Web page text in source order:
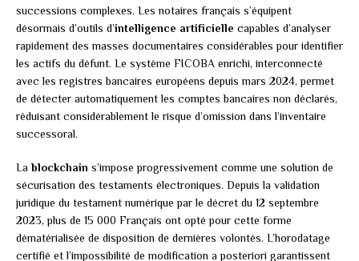
successions complexes. Les notaires français s’équipent
désormais d’outils d’intelligence artificielle capables d’analyser
rapidement des masses documentaires considérables pour identifier
les actifs du défunt. Le système FICOBA enrichi, interconnecté
avec les registres bancaires européens depuis mars 2024, permet
de détecter automatiquement les comptes bancaires non déclarés,
réduisant considérablement le risque d’omission dans l’inventaire
successoral.
Lablockchain s’impose progressivement comme une solution de
sécurisation des testaments électroniques. Depuis la validation
juridique du testament numérique par le décret du 12 septembre
2023, plus de 15 000 Français ont opté pour cette forme
dématérialisée de disposition de dernières volontés. L’horodatage
certifié et l’impossibilité de modification a posteriori garantissent